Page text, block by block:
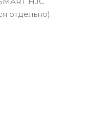
отдельно).